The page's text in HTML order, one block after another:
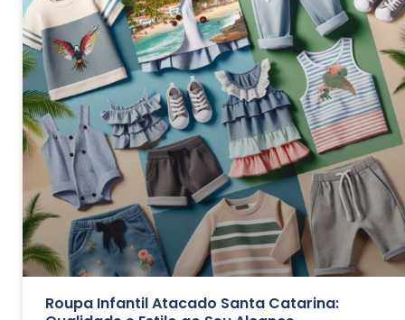
Roupa Infantil Atacado Santa Catarina: